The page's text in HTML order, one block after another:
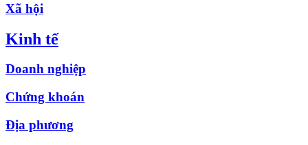
Xã hội
Kinh tế
Doanh nghiệp
Chứng khoán
Địa phương